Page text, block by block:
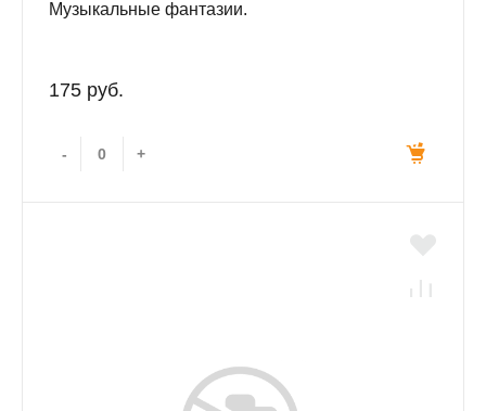
Музыкальные фантазии.
175 руб.
- +